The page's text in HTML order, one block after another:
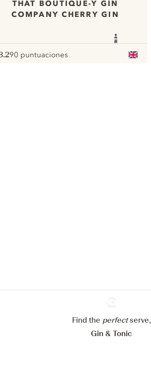
THAT BOUTIQUE-Y GIN
COMPANY CHERRY GIN
pour
90 puntuaciones
Ginventory
Find the perfectserve,
Gin & Tonic